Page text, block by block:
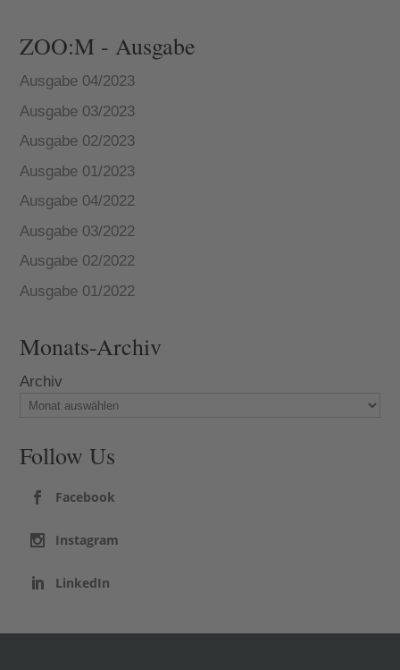
ZOO:M - Ausgabe
Ausgabe 04/2023
Ausgabe 03/2023
Ausgabe 02/2023
Ausgabe 01/2023
Ausgabe 04/2022
Ausgabe 03/2022
Ausgabe 02/2022
Ausgabe 01/2022
Monats-Archiv
Archiv
Follow Us
Facebook
Instagram
LinkedIn